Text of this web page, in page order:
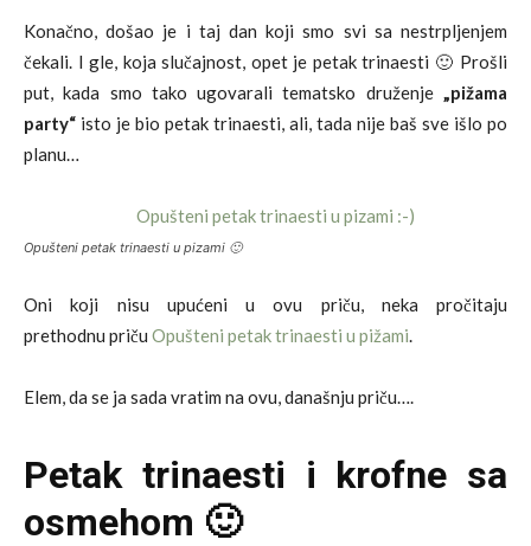
Konačno, došao je i taj dan koji smo svi sa nestrpljenjem
čekali. I gle, koja slučajnost, opet je petak trinaesti 🙂 Prošli
put, kada smo tako ugovarali tematsko druženje „pižama
party“ isto je bio petak trinaesti, ali, tada nije baš sve išlo po
planu…
Opušteni petak trinaesti u pizami 🙂
Oni koji nisu upućeni u ovu priču, neka pročitaju
prethodnu priču Opušteni petak trinaesti u pižami.
Elem, da se ja sada vratim na ovu, današnju priču….
Petak trinaesti i krofne sa
osmehom 🙂